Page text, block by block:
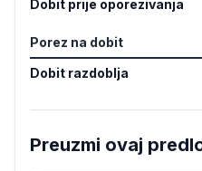
Dobit prije oporezivanja
Porez na dobit
Dobit razdoblja
Preuzmi ovaj